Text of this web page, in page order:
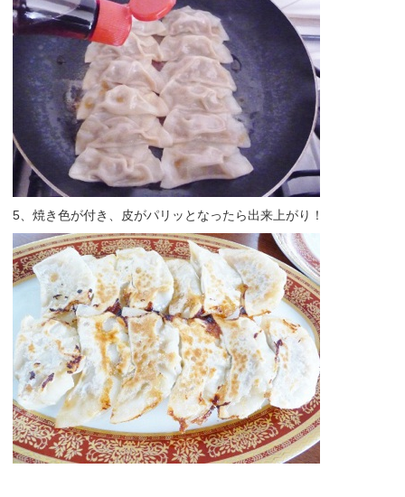
5、焼き色が付き、皮がパリッとなったら出来上がり！